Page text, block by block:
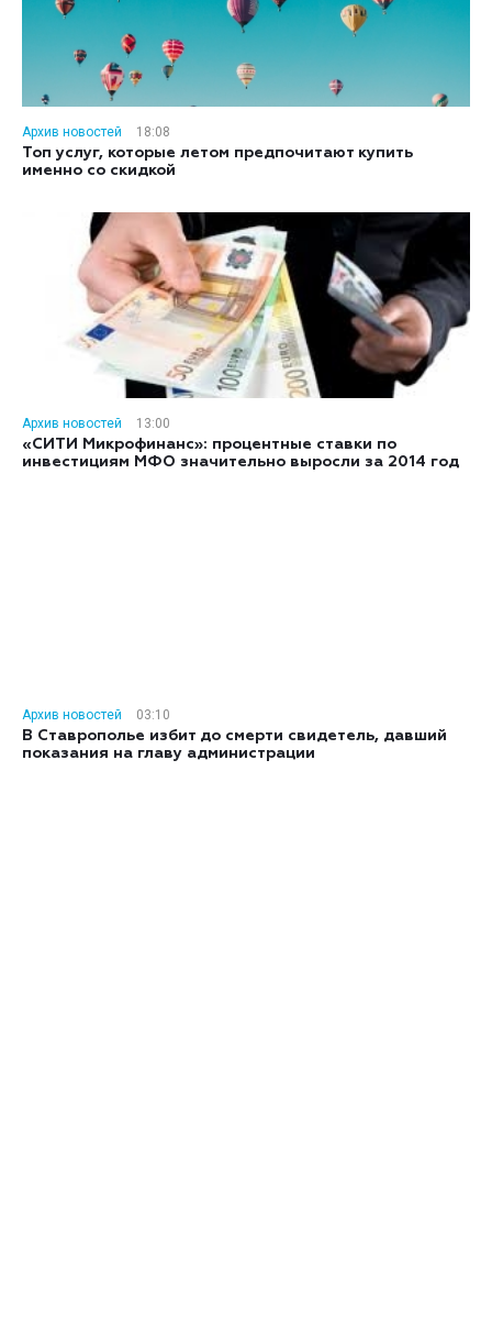
Архив новостей
18:08
Топ услуг, которые летом предпочитают купить
именно со скидкой
Архив новостей
13:00
«СИТИ Микрофинанс»: процентные ставки по
инвестициям МФО значительно выросли за 2014 год
Архив новостей
03:10
В Ставрополье избит до смерти свидетель, давший
показания на главу администрации